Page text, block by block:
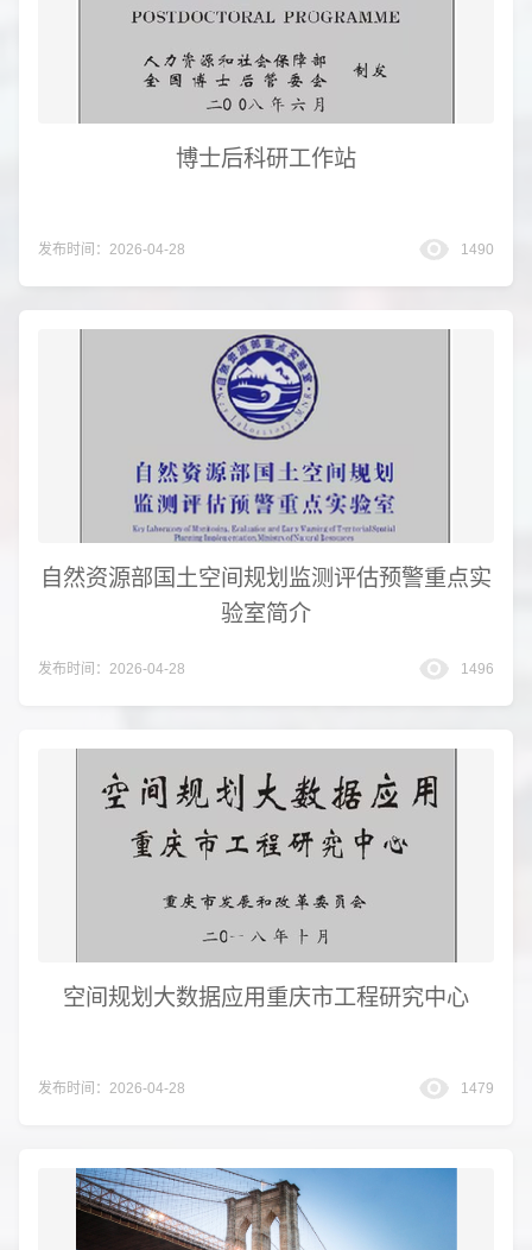
博士后科研工作站
发布时间：2026-04-28 1490
自然资源部国土空间规划监测评估预警重点实
验室简介
发布时间：2026-04-28 1496
空间规划大数据应用重庆市工程研究中心
发布时间：2026-04-28 1479